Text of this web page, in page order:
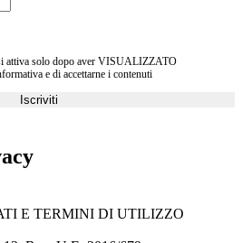
attiva solo dopo aver VISUALIZZATO
e di accettarne i contenuti
Iscriviti
E TERMINI DI UTILIZZO